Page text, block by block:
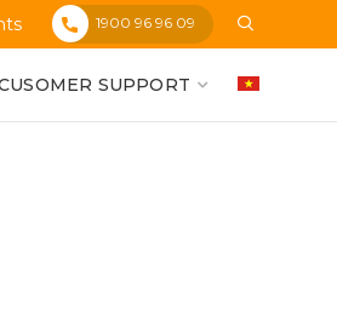
1900 96 96 09
SUPPORT